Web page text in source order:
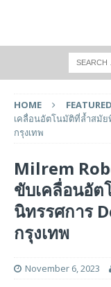
HOME FEATURED
เคลื่อนอัตโนมัติที่ล้ำสมัย
กรุงเทพ
Milrem
ขับเคลื่อนอั
นิทรรศการ
กรุงเทพ
November 6, 2023